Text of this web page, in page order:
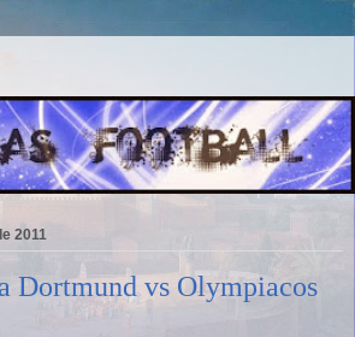
2011
Dortmund vs Olympiacos